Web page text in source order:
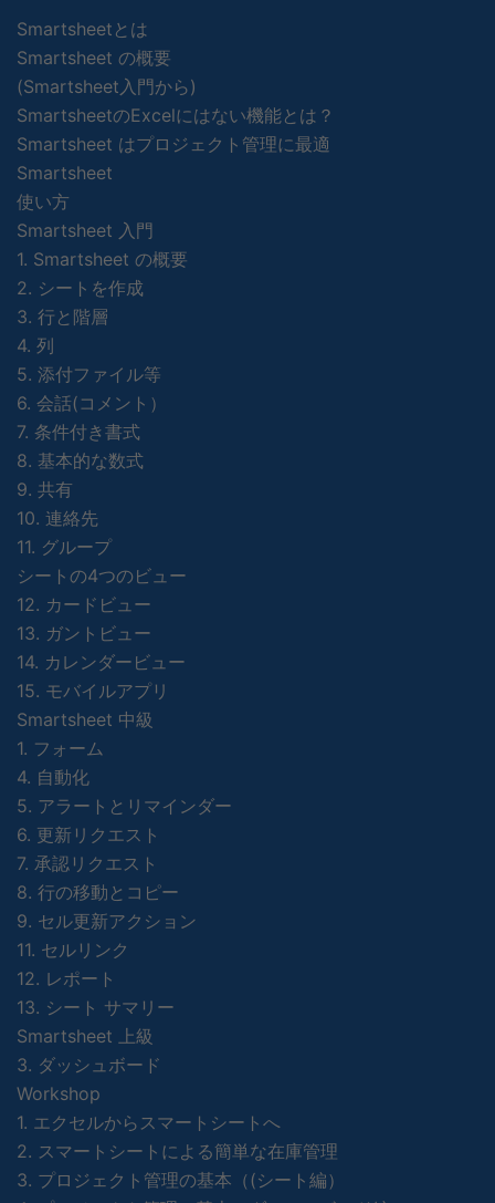
Smartsheetとは
Smartsheet の概要
(Smartsheet入門から)
SmartsheetのExcelにはない機能とは？
Smartsheet はプロジェクト管理に最適
Smartsheet
使い方
Smartsheet 入門
1. Smartsheet の概要
2. シートを作成
3. 行と階層
4. 列
5. 添付ファイル等
6. 会話(コメント）
7. 条件付き書式
8. 基本的な数式
9. 共有
10. 連絡先
11. グループ
シートの4つのビュー
12. カードビュー
13. ガントビュー
14. カレンダービュー
15. モバイルアプリ
Smartsheet 中級
1. フォーム
4. 自動化
5. アラートとリマインダー
6. 更新リクエスト
7. 承認リクエスト
8. 行の移動とコピー
9. セル更新アクション
11. セルリンク
12. レポート
13. シート サマリー
Smartsheet 上級
3. ダッシュボード
Workshop
1. エクセルからスマートシートへ
2. スマートシートによる簡単な在庫管理
3. プロジェクト管理の基本（(シート編）